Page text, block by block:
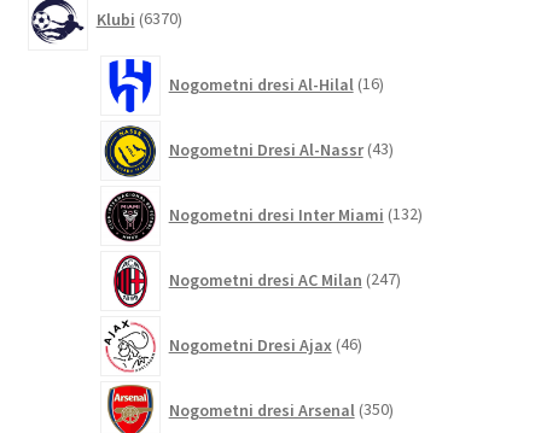
Klubi 6370izdelkov
Nogometni dresi Al-Hilal 16izdelkov
Nogometni Dresi Al-Nassr 43izdelkov
Nogometni dresi Inter Miami 132izdelkov
Nogometni dresi AC Milan 247izdelkov
Nogometni Dresi Ajax 46izdelkov
Nogometni dresi Arsenal 350izdelkov